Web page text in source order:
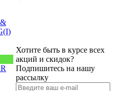
Хотите быть в курсе всех
акций и скидок?
Подпишитесь на нашу
рассылку